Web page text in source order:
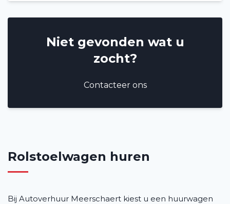
Vacatures
Niet gevonden wat u
zocht?
Contacteer ons
Rolstoelwagen huren
Bij Autoverhuur Meerschaert kiest u een huurwagen